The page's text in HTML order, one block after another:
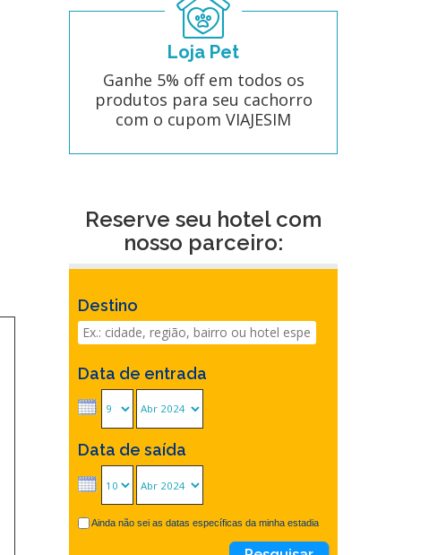
Loja Pet
Ganhe 5% off em todos os
produtos para seu cachorro
com o cupom VIAJESIM
Reserve seu hotel com
nosso parceiro:
Destino
Data de entrada
Data de saída
Ainda não sei as datas específicas da minha estadia